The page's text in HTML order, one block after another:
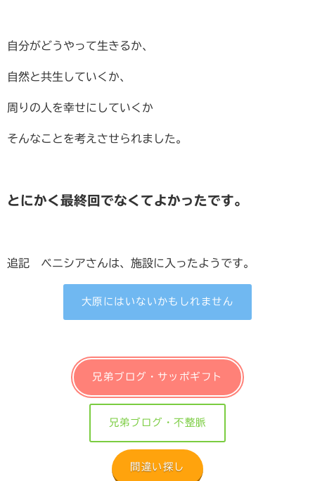
自分がどうやって生きるか、
自然と共生していくか、
周りの人を幸せにしていくか
そんなことを考えさせられました。
とにかく最終回でなくてよかったです。
追記 ベニシアさんは、施設に入ったようです。
大原にはいないかもしれません
兄弟ブログ・サッポギフト
兄弟ブログ・不整脈
間違い探し